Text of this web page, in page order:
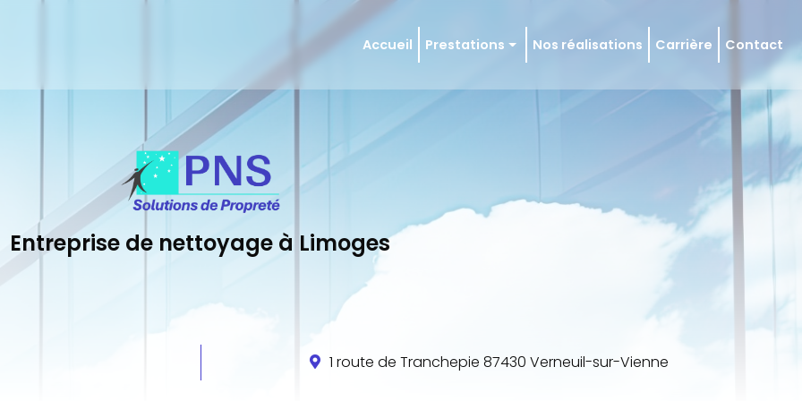
Accueil Prestations Nos réalisations Carrière Contact
Entreprise de nettoyage à Limoges
1 route de Tranchepie 87430 Verneuil-sur-Vienne